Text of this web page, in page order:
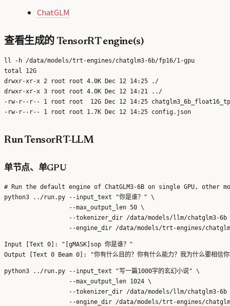
ChatGLM
查看生成的 TensorRT engine(s)
ll -h /data/models/trt-engines/chatglm3-6b/fp16/1-gpu
total 12G
drwxr-xr-x 2 root root 4.0K Dec 12 14:25 ./
drwxr-xr-x 3 root root 4.0K Dec 12 14:21 ../
-rw-r--r-- 1 root root  12G Dec 12 14:25
Run TensorRT-LLM
单节点、单GPU
# Run the default engine of ChatGLM3-6B on single GPU,
python3 ../run.py --input_text "你是谁？" \
                  --max_output_len 50 \
--tokenizer_dir /data/models/llm/chatglm3-6b
Input [Text 0]: "[gMASK]sop 你是谁？"
python3 ../run.py --input_text "写一篇1000字的玄幻小说" \
                  --max_output_len 1024 \
--tokenizer_dir /data/models/llm/chatglm3-6b